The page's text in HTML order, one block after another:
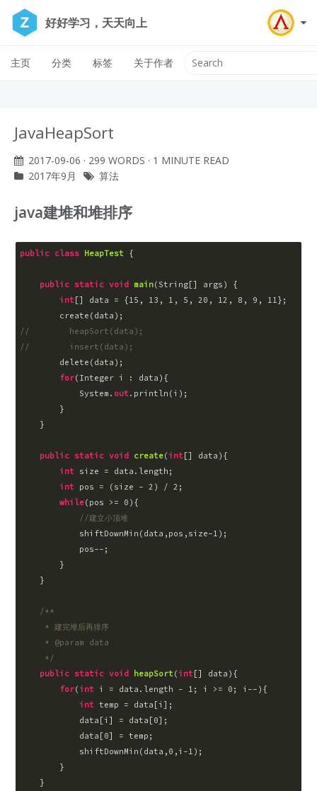
好好学习，天天向上
主页 分类 标签 关于作者
JavaHeapSort
2017-09-06 · 299 WORDS · 1 MINUTE READ
2017年9月
算法
java建堆和堆排序
public class HeapTest {
public static void main( String[] args )
{
int[] data = {15 , 13 , 1 , 5 , 20 , 12 , 8 , 9 , 11};
//        heapSort(data);
//        insert(data);
        delete(data);
for(Integer i : data){
            System.
out.println(i);
        }
    }
public static void create( int[] data ) {
int size = data.length;
int pos = (size - 2 ) / 2 ;
while(pos >= 0 ){
//建立小顶堆
            shiftDownMin(data,pos,size
-1 );
            pos--;
        }
    }
/**
     * 建完堆后再排序
     * @param data
     */
public static void heapSort( int[] data ) {
for( int i = data.length - 1 ; i >= 0 ; i--){
int temp = data[i];
            data[i] = data[
0];
            data[
0] = temp;
            shiftDownMin(data,
0 ,i -1 );
        }
    }